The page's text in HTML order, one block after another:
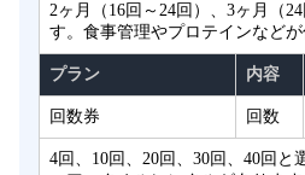
2ヶ月（16回～24回）、3ヶ月（
す。食事管理やプロテインなどが
プラン 内容
回数券 回数
4回、10回、20回、30回、40回と